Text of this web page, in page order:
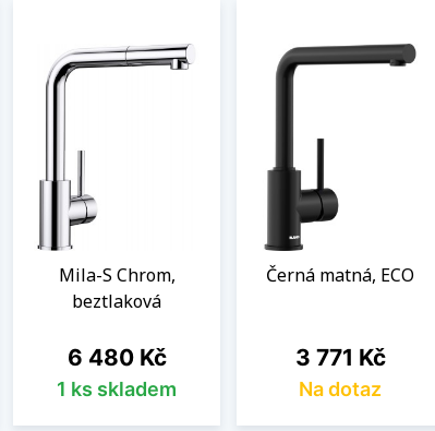
Mila-S Chrom,
beztlaková
Cena
6 480 Kč
1 ks skladem
Černá matná, ECO
Cena
3 771 Kč
Na dotaz